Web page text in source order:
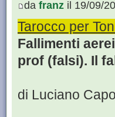
da franz il 19/09/
Tarocco per
Fallimenti
prof (falsi). Il
di Luciano